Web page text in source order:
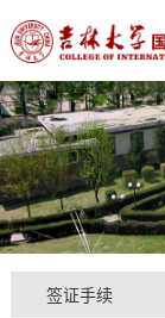
签证手续